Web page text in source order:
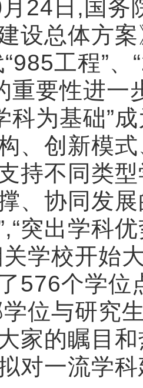
月 24 日 , 国务
设总体方
“985工程”、
重要性进一
科为基础”
、创新模
持不同类
、协同发
突出学科
学校开始
576个学位
位与研究
家的瞩目
对一流学